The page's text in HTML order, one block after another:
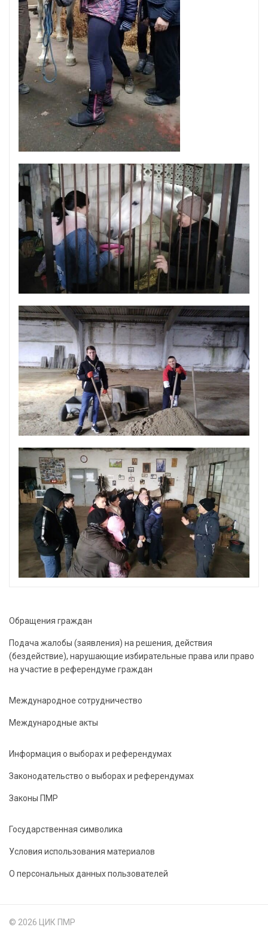
Обращения граждан
Подача жалобы (заявления) на решения, действия
(бездействие), нарушающие избирательные права или право
на участие в референдуме граждан
Международное сотрудничество
Международные акты
Информация о выборах и референдумах
Законодательство о выборах и референдумах
Законы ПМР
Государственная символика
Условия использования материалов
О персональных данных пользователей
© 2026 ЦИК ПМР